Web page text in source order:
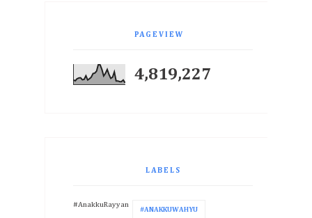
PAGEVIEW
4,819,227
LABELS
#AnakkuRayyan
#ANAKKUWAHYU